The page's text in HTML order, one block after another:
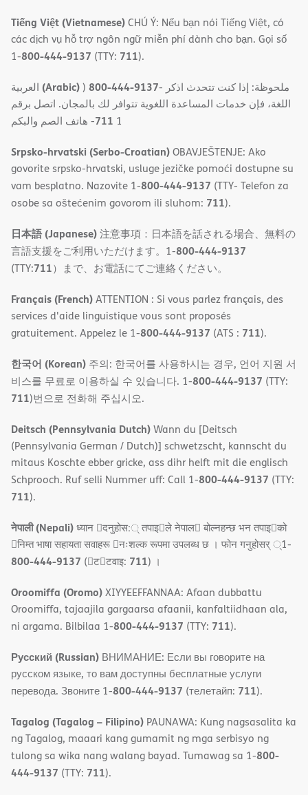
Tiếng Việt (Vietnamese)CHÚ Ý: Nếu bạn nói Tiếng Việt, có
các dịch vụ hỗ trợ ngôn ngữ miễn phí dành cho bạn. Gọi số
1-800-444-9137 (TTY: 711).
(Arabic)) 800-444-9137- ملحوظة: إذا كنت تتحدث اذكر
اللغة، فإن خدمات المساعدة اللغویة تتوافر لك بالمجان. اتصل برقم
1
711- ھاتف الصم والبكم
Srpsko-hrvatski (Serbo-Croatian)OBAVJEŠTENJE: Ako
govorite srpsko-hrvatski, usluge jezičke pomoći dostupne su
vam besplatno. Nazovite 1-800-444-9137 (TTY- Telefon za
osobe sa oštećenim govorom ili sluhom: 711).
日本語 (Japanese)注意事項：日本語を話される場合、無料の
言語支援をご利用いただけます。1-800-444-9137
(TTY:711）まで、お電話にてご連絡ください。
Français (French)ATTENTION : Si vous parlez français, des
services d'aide linguistique vous sont proposés
gratuitement. Appelez le 1-800-444-9137 (ATS : 711).
한국어 (Korean) 주의: 한국어를 사용하시는 경우, 언어 지원 서
비스를 무료로 이용하실 수 있습니다. 1-800-444-9137 (TTY:
711)번으로 전화해 주십시오.
Deitsch (Pennsylvania Dutch)Wann du [Deitsch
(Pennsylvania German / Dutch)] schwetzscht, kannscht du
mitaus Koschte ebber gricke, ass dihr helft mit die englisch
Schprooch. Ruf selli Nummer uff: Call 1-800-444-9137 (TTY:
711).
नेपाली (Nepali)ध्यान 􀇑दनुहोस:् तपाइ􀉍ले नेपाल􀈣 बोल्नहन्छ भन तपाइ􀉍को
􀇓निम्त भाषा सहायता सवाहरू 􀇓नःशल्क रूपमा उपलब्ध छ । फोन गनुहोसर् ्1-
800-444-9137 (􀇑ट􀇑टवाइ: 711) ।
Oroomiffa (Oromo)XIYYEEFFANNAA: Afaan dubbattu
Oroomiffa, tajaajila gargaarsa afaanii, kanfaltiidhaan ala,
ni argama. Bilbilaa 1-800-444-9137 (TTY: 711).
Русский (Russian) ВНИМАНИЕ: Если вы говорите на
русском языке, то вам доступны бесплатные услуги
перевода. Звоните 1-800-444-9137 (телетайп: 711).
Tagalog (Tagalog – Filipino) PAUNAWA: Kung nagsasalita ka
ng Tagalog, maaari kang gumamit ng mga serbisyo ng
tulong sa wika nang walang bayad. Tumawag sa 1-800-
444-9137 (TTY: 711).